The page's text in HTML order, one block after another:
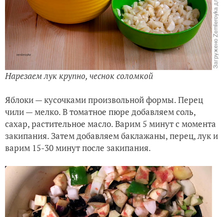
Нарезаем лук крупно, чеснок соломкой
Яблоки — кусочками произвольной формы. Перец
чили — мелко. В томатное пюре добавляем соль,
сахар, растительное масло. Варим 5 минут с момента
закипания. Затем добавляем баклажаны, перец, лук и
варим 15-30 минут после закипания.